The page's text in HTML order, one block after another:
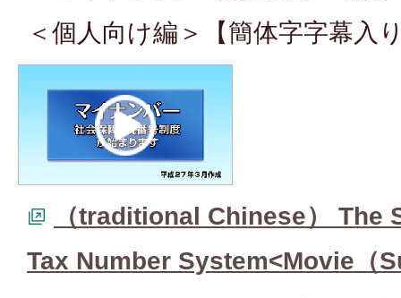
＜個人向け編＞【簡体字字幕入
（traditional Chinese）
Tax Number System<Movie（